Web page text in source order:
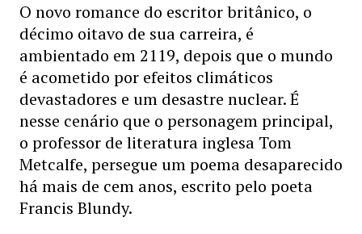
O novo romance do escritor britânico, o
décimo oitavo de sua carreira, é
ambientado em 2119, depois que o mundo
é acometido por efeitos climáticos
devastadores e um desastre nuclear. É
nesse cenário que o personagem principal,
o professor de literatura inglesa Tom
Metcalfe, persegue um poema desaparecido
há mais de cem anos, escrito pelo poeta
Francis Blundy.